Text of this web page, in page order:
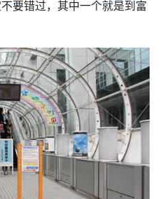
要错过，其中一个就是到富